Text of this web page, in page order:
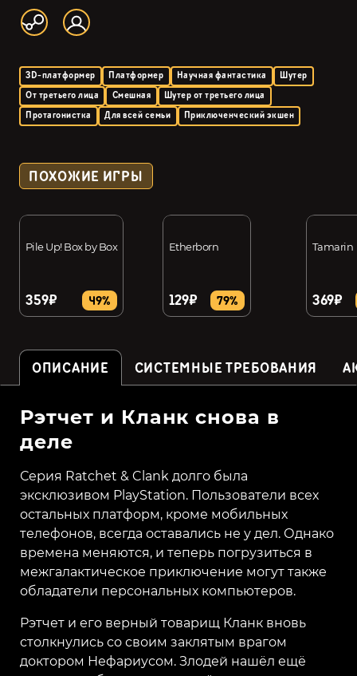
3D-платформер Платформер Научная фантастика
Шутер
От третьего лица
Смешная
Шутер от третьего лица
Протагонистка
Для всей семьи Приключенческий экшен
ПОХОЖИЕ ИГРЫ
Pile Up! Box by Box
359₽ 49%
Etherborn
129₽ 79%
Tamarin
369₽
ОПИСАНИЕ СИСТЕМНЫЕ ТРЕБОВАНИЯ
Рэтчет и Кланк снова в
деле
Серия Ratchet & Clank долго была
эксклюзивом PlayStation. Пользователи всех
остальных платформ, кроме мобильных
телефонов, всегда оставались не у дел. Однако
времена меняются, и теперь погрузиться в
межгалактическое приключение могут также
обладатели персональных компьютеров.
Рэтчет и его верный товарищ Кланк вновь
столкнулись со своим заклятым врагом
доктором Нефариусом. Злодей нашёл ещё